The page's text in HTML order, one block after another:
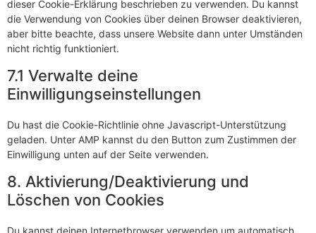
dieser Cookie-Erklärung beschrieben zu verwenden. Du kannst
die Verwendung von Cookies über deinen Browser deaktivieren,
aber bitte beachte, dass unsere Website dann unter Umständen
nicht richtig funktioniert.
7.1 Verwalte deine
Einwilligungseinstellungen
Du hast die Cookie-Richtlinie ohne Javascript-Unterstützung
geladen. Unter AMP kannst du den Button zum Zustimmen der
Einwilligung unten auf der Seite verwenden.
8. Aktivierung/Deaktivierung und
Löschen von Cookies